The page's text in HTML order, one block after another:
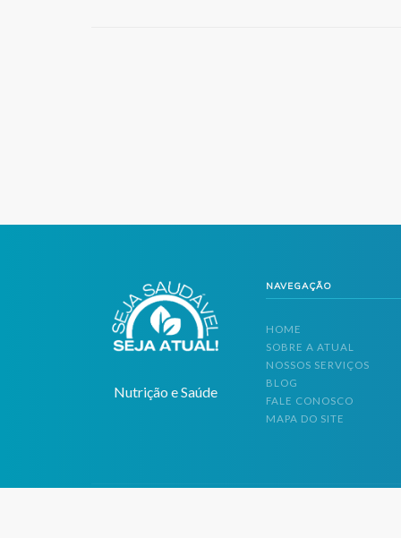
Nutrição e Saúde
NAVEGAÇÃO
HOME
SOBRE A ATUAL
NOSSOS SERVIÇOS
BLOG
FALE CONOSCO
MAPA DO SITE